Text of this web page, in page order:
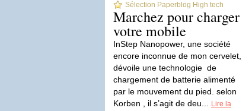
Sélection Paperblog High tech
Marchez pour charger
votre mobile
InStep Nanopower, une société
encore inconnue de mon cervelet,
dévoile une technologie de
chargement de batterie alimenté
par le mouvement du pied. selon
Korben , il s’agit de deu...
Lire la